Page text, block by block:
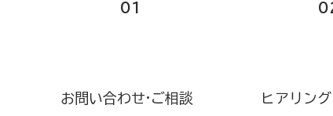
01
お問い合わせ·ご相談 ヒアリン